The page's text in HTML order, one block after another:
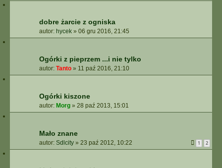
dobre żarcie z ogniska
autor: hycek » 06 gru 2016, 21:45
Ogórki z pieprzem ...i nie tylko
autor: Tanto » 11 paź 2016, 21:10
Ogórki kiszone
autor: Morg » 28 paź 2013, 15:01
Mało znane
autor: Sdlcity » 23 paź 2012, 10:22 1 2